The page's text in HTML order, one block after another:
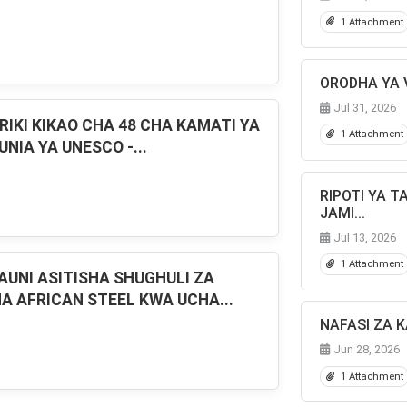
KIKAO CHA 48 CHA KAMATI YA
YA UNESCO -...
ASITISHA SHUGHULI ZA
AFRICAN STEEL KWA UCHA...
1 Attachment
ORODHA
Jul 31, 2026
1 Attachment
RIPOTI YA
JAMI...
Jul 13, 2026
1 Attachment
NAFASI ZA
Jun 28, 2026
1 Attachment